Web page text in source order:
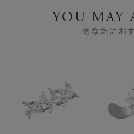
YOU MAY
あなたにお